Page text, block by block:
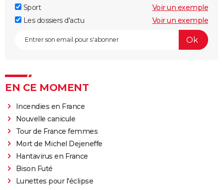
Sport
Voir un exemple
Les dossiers d'actu
Voir un exemple
EN CE MOMENT
Incendies en France
Nouvelle canicule
Tour de France femmes
Mort de Michel Dejeneffe
Hantavirus en France
Bison Futé
Lunettes pour l'éclipse